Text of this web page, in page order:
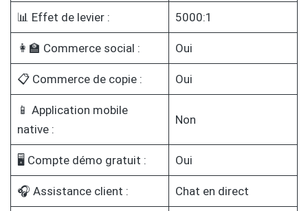
📊 Effet de levier : 5000:1
👩‍🏫 Commerce social : Oui
📋 Commerce de copie : Oui
📱 Application mobile
native :
Non
🖥️ Compte démo gratuit : Oui
🎧 Assistance client : Chat en direct